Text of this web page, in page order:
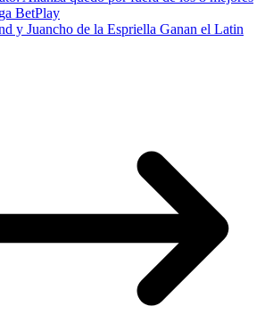
BetPlay
y Juancho de la Espriella Ganan el Latin